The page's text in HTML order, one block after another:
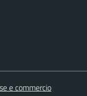
e commercio